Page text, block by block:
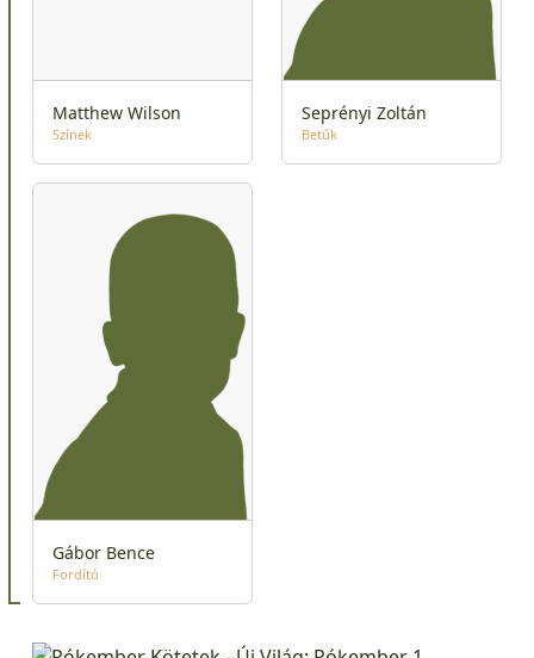
Matthew Wilson
Színek
Seprényi Zoltán
Betűk
Gábor Bence
Fordító